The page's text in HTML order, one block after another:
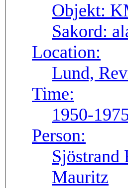
Objekt:
Sakord:
Location:
Lund,
Time:
1950-
Person:
Sjöstrand
Mauritz